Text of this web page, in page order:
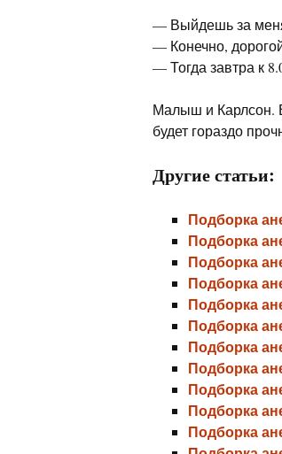
— Выйдешь за
— Конечно,
— Тогда завтра к
Малыш и Карлсон.
будет гораздо
Другие статьи:
Подборка
Подборка
Подборка
Подборка
Подборка
Подборка
Подборка
Подборка
Подборка
Подборка
Подборка